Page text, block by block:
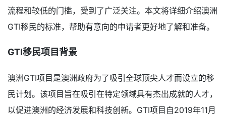
流程和较低的门槛，受到了广泛关注。本文将详细介绍澳洲
GTI移民的标准，帮助有意向的申请者更好地了解和准备。
GTI移民项目背景
澳洲GTI项目是澳洲政府为了吸引全球顶尖人才而设立的移
民计划。该项目旨在吸引在特定领域具有杰出成就的人才，
以促进澳洲的经济发展和科技创新。GTI项目自2019年11月